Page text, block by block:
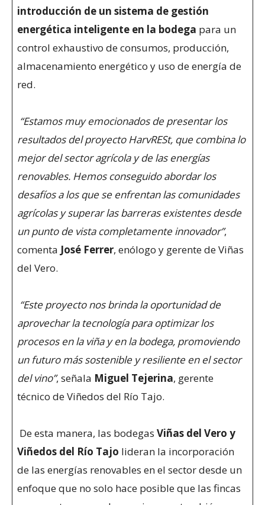
introducción de un sistema de gestión
energética inteligente en la bodega para un
control exhaustivo de consumos, producción,
almacenamiento energético y uso de energía de
red.
“Estamos muy emocionados de presentar los
resultados del proyecto HarvRESt, que combina lo
mejor del sector agrícola y de las energías
renovables. Hemos conseguido abordar los
desafíos a los que se enfrentan las comunidades
agrícolas y superar las barreras existentes desde
un punto de vista completamente innovador”,
comenta José Ferrer, enólogo y gerente de Viñas
del Vero.
“Este proyecto nos brinda la oportunidad de
aprovechar la tecnología para optimizar los
procesos en la viña y en la bodega, promoviendo
un futuro más sostenible y resiliente en el sector
del vino”, señala Miguel Tejerina, gerente
técnico de Viñedos del Río Tajo.
De esta manera, las bodegas Viñas del Vero y
Viñedos del Río Tajo lideran la incorporación
de las energías renovables en el sector desde un
enfoque que no solo hace posible que las fincas